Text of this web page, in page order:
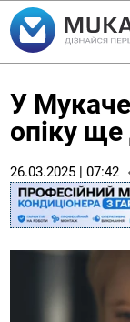
У
опіку ще
26.03.2025 | 07:42